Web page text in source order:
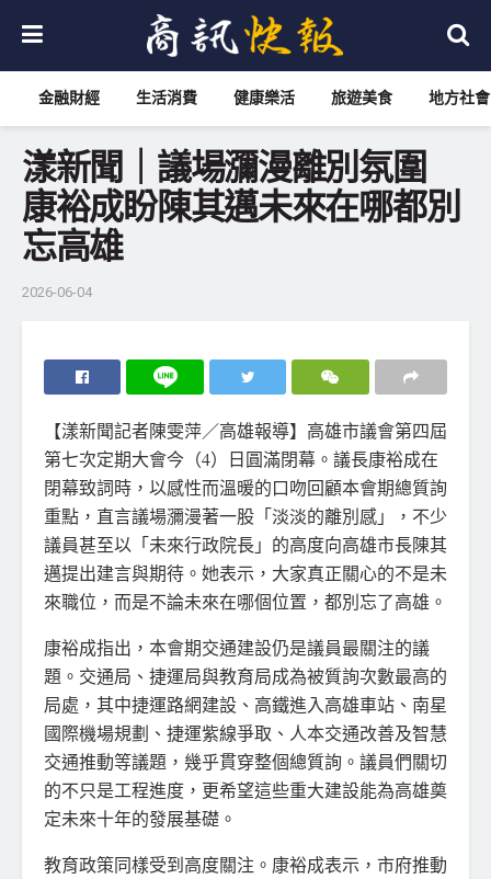
金融財經 生活消費 健康樂活 旅遊美食 地方社會
漾新聞｜議場瀰漫離別氛圍
康裕成盼陳其邁未來在哪都別
忘高雄
2026-06-04
【漾新聞記者陳雯萍／高雄報導】高雄市議會第四屆
第七次定期大會今（4）日圓滿閉幕。議長康裕成在
閉幕致詞時，以感性而溫暖的口吻回顧本會期總質詢
重點，直言議場瀰漫著一股「淡淡的離別感」，不少
議員甚至以「未來行政院長」的高度向高雄市長陳其
邁提出建言與期待。她表示，大家真正關心的不是未
來職位，而是不論未來在哪個位置，都別忘了高雄。
康裕成指出，本會期交通建設仍是議員最關注的議
題。交通局、捷運局與教育局成為被質詢次數最高的
局處，其中捷運路網建設、高鐵進入高雄車站、南星
國際機場規劃、捷運紫線爭取、人本交通改善及智慧
交通推動等議題，幾乎貫穿整個總質詢。議員們關切
的不只是工程進度，更希望這些重大建設能為高雄奠
定未來十年的發展基礎。
教育政策同樣受到高度關注。康裕成表示，市府推動